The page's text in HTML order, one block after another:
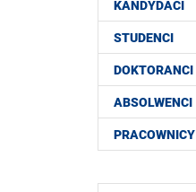
KANDYDACI
STUDENCI
DOKTORANCI
ABSOLWENCI
PRACOWNICY